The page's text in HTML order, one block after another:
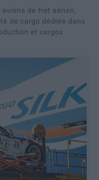
de fret aérien,
de cargo dédiée dans
et cargos